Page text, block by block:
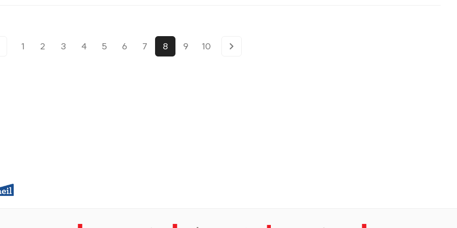
1 2 3 4 5 6 7 8 9 10